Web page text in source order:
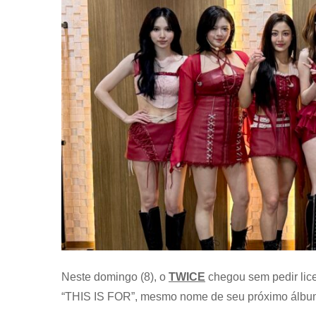
Neste domingo (8), o TWICE chegou sem pedir
“THIS IS FOR”, mesmo nome de seu próximo